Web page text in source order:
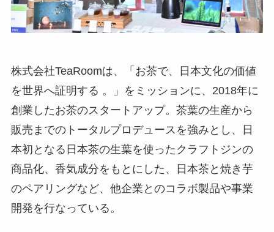
株式会社TeaRoomは、「お茶で、日本文化の価値
を世界へ証明する 。」をミッションに、2018年に
創業したお茶のスタートアップ。茶葉の生産から
販売までのトータルプロデュースを強みとし、日
本初となる日本茶の生葉を使ったクラフトジンの
商品化、香気成分をもとにした、日本茶と焼き芋
のペアリングなど、他企業とのコラボ製品や事業
開発を行なっている。